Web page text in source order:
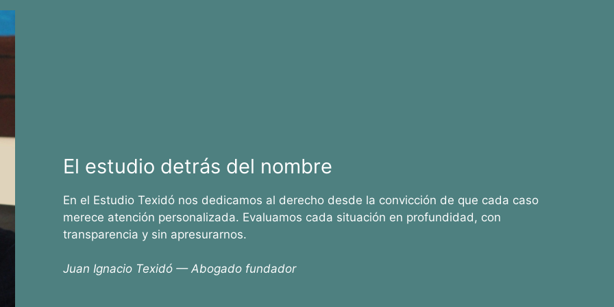
El estudio detrás del nombre
En el Estudio Texidó nos dedicamos al derecho desde la convicción de que cada caso
merece atención personalizada. Evaluamos cada situación en profundidad, con
transparencia y sin apresurarnos.
Juan Ignacio Texidó — Abogado fundador